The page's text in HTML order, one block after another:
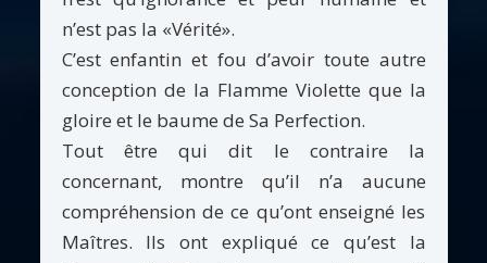
n’est pas la «Vérité».
C’est enfantin et fou d’avoir toute autre
conception de la Flamme Violette que la
gloire et le baume de Sa Perfection.
Tout être qui dit le contraire la
concernant, montre qu’il n’a aucune
compréhension de ce qu’ont enseigné les
Maîtres. Ils ont expliqué ce qu’est la